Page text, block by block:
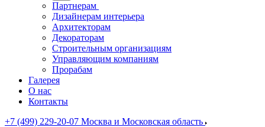
Партнерам
Дизайнерам интерьера
Архитекторам
Декораторам
Строительным организациям
Управляющим компаниям
Прорабам
Галерея
О нас
Контакты
+7 (499) 229-20-07 Москва и Московская область